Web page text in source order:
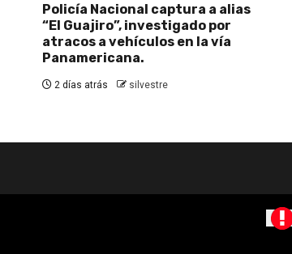
Policía Nacional captura a alias
“El Guajiro”, investigado por
atracos a vehículos en la vía
Panamericana.
2 días atrás silvestre